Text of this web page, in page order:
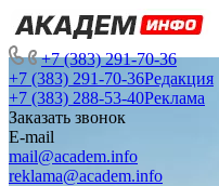
+7 (383) 291-70-36
+7 (383) 291-70-36Редакция
+7 (383) 288-53-40Реклама
Заказать звонок
E-mail
mail@academ.info
reklama@academ.info